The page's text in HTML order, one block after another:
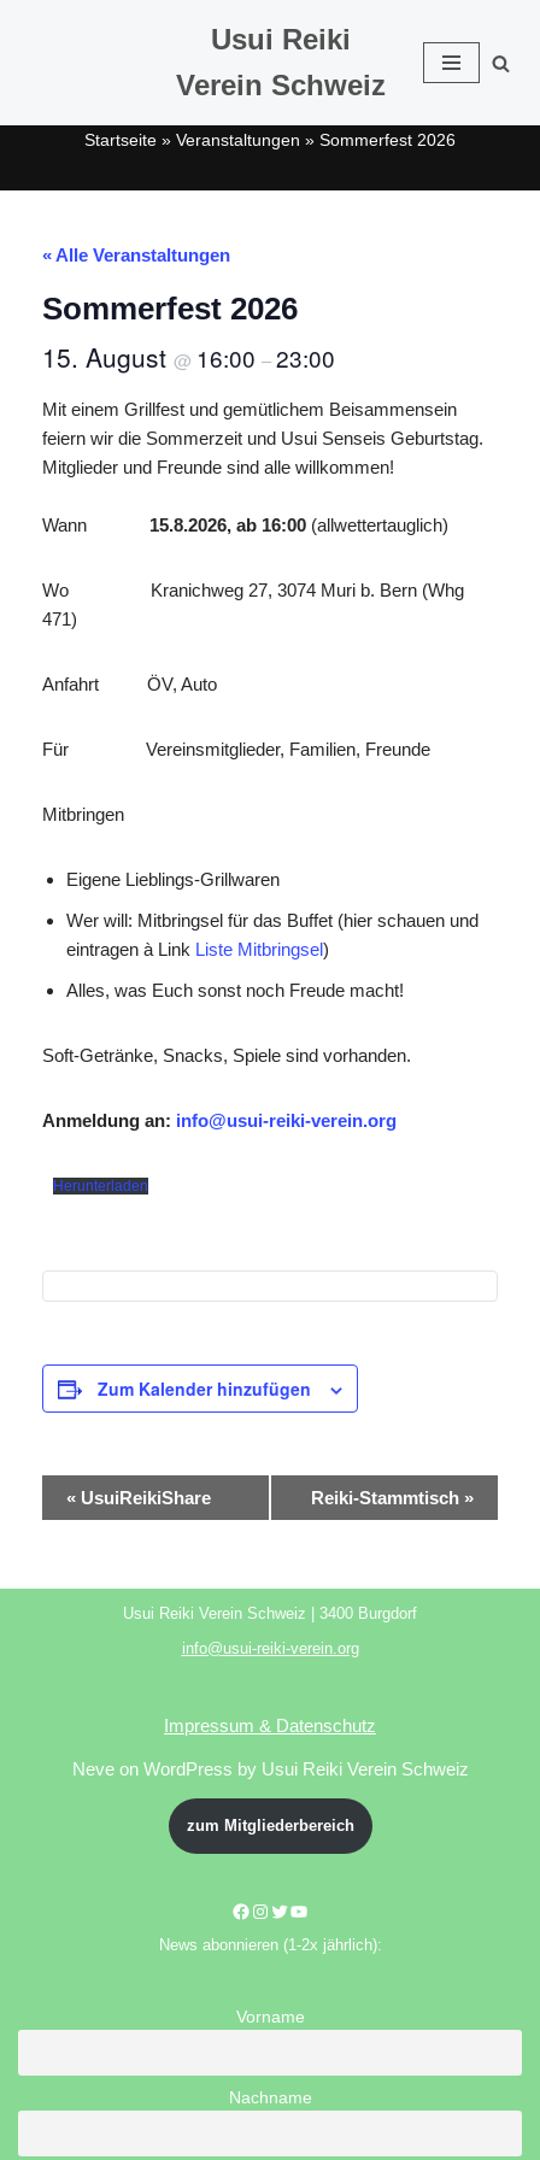
springen
Usui Reiki
Verein Schweiz
Startseite » Veranstaltungen » Sommerfest 2026
« Alle Veranstaltungen
Sommerfest 2026
15. August @ 16:00 –23:00
Mit einem Grillfest und gemütlichem Beisammensein
feiern wir die Sommerzeit und Usui Senseis Geburtstag.
Mitglieder und Freunde sind alle willkommen!
Wann 15.8.2026, ab 16:00 (allwettertauglich)
Wo Kranichweg 27, 3074 Muri b. Bern (Whg
471)
Anfahrt ÖV, Auto
Für Vereinsmitglieder, Familien, Freunde
Mitbringen
Eigene Lieblings-Grillwaren
Wer will: Mitbringsel für das Buffet (hier schauen und
eintragen à Link Liste Mitbringsel)
Alles, was Euch sonst noch Freude macht!
Soft-Getränke, Snacks, Spiele sind vorhanden.
Anmeldung an: info@usui-reiki-verein.org
Herunterladen
Zum Kalender hinzufügen
Veranstaltung-
« UsuiReikiShare Reiki-Stammtisch »
Usui Reiki Verein Schweiz | 3400 Burgdorf
info@usui-reiki-verein.org
Impressum & Datenschutz
Neveon WordPress by Usui Reiki Verein Schweiz
zum Mitgliederbereich
News abonnieren (1-2x jährlich):
Vorname
Nachname